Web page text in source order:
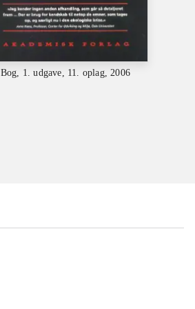
Bog, 1. udgave, 11. oplag, 2006